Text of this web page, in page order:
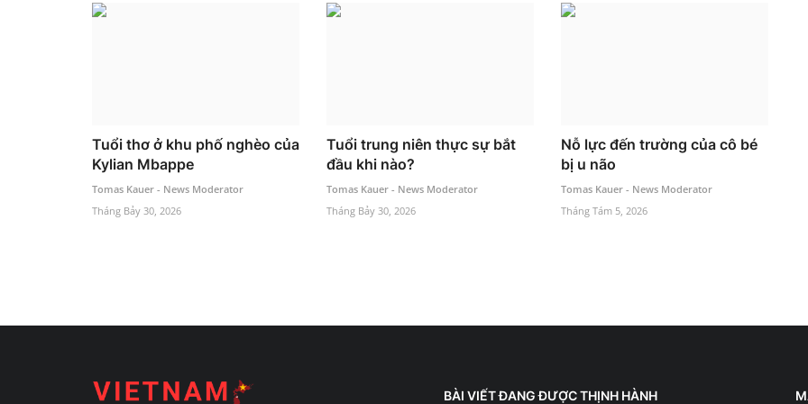
Tuổi thơ ở khu phố nghèo của
Kylian Mbappe
Tomas Kauer - News Moderator
Tháng Bảy 30, 2026
Tuổi trung niên thực sự bắt
đầu khi nào?
Tomas Kauer - News Moderator
Tháng Bảy 30, 2026
Nỗ lực đến trường của cô bé
bị u não
Tomas Kauer - News Moderator
Tháng Tám 5, 2026
BÀI VIẾT ĐANG ĐƯỢC THỊNH HÀNH